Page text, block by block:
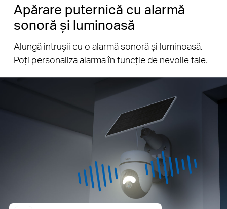
Apărare puternică cu alarmă
sonoră și luminoasă
Alungă intrușii cu o alarmă sonoră și luminoasă.
Poți personaliza alarma în funcție de nevoile tale.